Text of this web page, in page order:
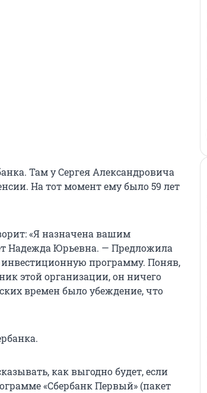
Там у Сергея Александровича
На тот момент ему было 59 лет
«Я назначена вашим
Надежда Юрьевна. — Предложила
программу. Поняв,
этой организации, он ничего
времен было убеждение, что
как выгодно будет, если
«Сбербанк Первый» (пакет